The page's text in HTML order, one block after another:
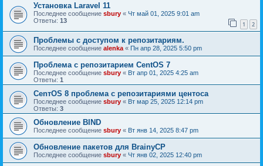
Установка Laravel 11
Последнее сообщение sbury « Чт май 01, 2025 9:01 am
Ответы: 13 1 2
Проблемы с доступом к репозитариям.
Последнее сообщение alenka « Пн апр 28, 2025 5:50 pm
Проблема с репозитарием CentOS 7
Последнее сообщение sbury « Вт апр 01, 2025 4:25 am
Ответы: 1
CenтOS 8 проблема с репозитариями центоса
Последнее сообщение sbury « Вт мар 25, 2025 12:14 pm
Ответы: 3
Обновление BIND
Последнее сообщение sbury « Вт янв 14, 2025 8:47 pm
Oбновление пакетов для BrainyCP
Последнее сообщение sbury « Чт янв 02, 2025 12:40 pm